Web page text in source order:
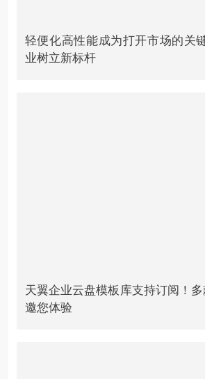
轻便化高性能成为打开市场的关
业树立新标杆
天翼企业云盘模板库支持订阅！
邀您体验